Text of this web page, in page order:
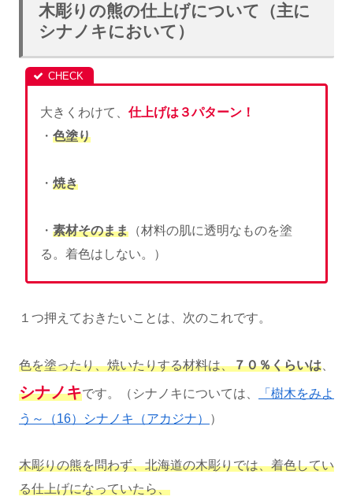
木彫りの熊の仕上げについて（主に
シナノキにおいて）
大きくわけて、 仕上げは３パターン！
・ 色塗り
・ 焼き
・ 素材そのまま （材料の肌に透明なものを塗
る。着色はしない。）
１つ押えておきたいことは、次のこれです。
色を塗ったり、焼いたりする材料は、７０％くらいは
シナノキです。（シナノキについては、
「樹木をみよ
う～（16）シナノキ（アカジナ）
）
木彫りの熊を問わず、北海道の木彫りでは、着色してい
る仕上げになっていたら、